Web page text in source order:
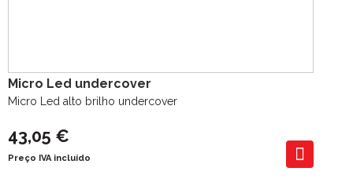
Micro Led undercover
Micro Led alto brilho undercover
43,05 €
Preço IVA incluído